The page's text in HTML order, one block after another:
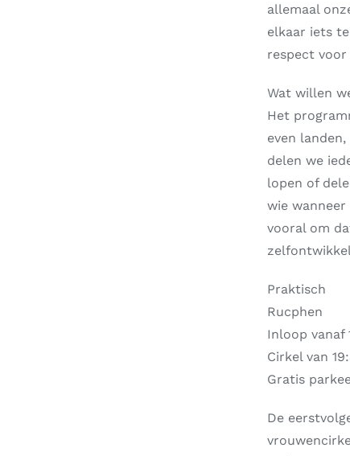
allemaal
elkaar iets
respect voor
Wat willen
Het
even
delen we
lopen of
wie
vooral om
Praktisch
Rucphen
Inloop vanaf
Cirkel van
Gratis
De